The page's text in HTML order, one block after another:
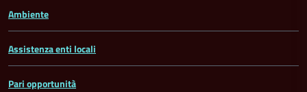
Ambiente
Assistenza enti locali
Pari opportunità